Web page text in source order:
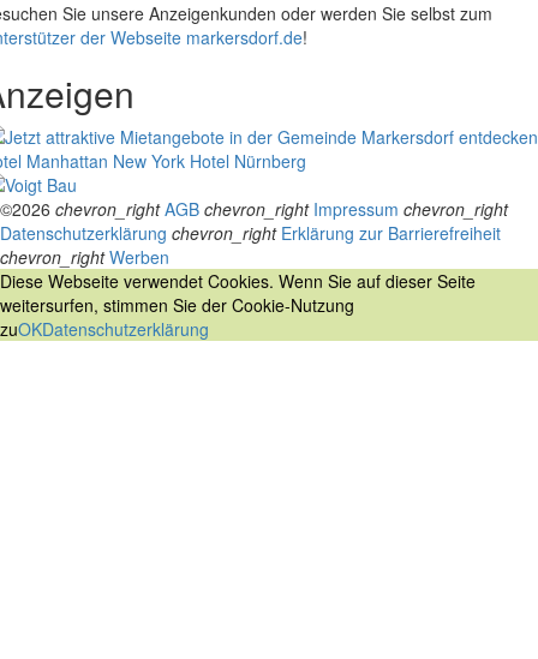
Sie unsere Anzeigenkunden oder werden Sie selbst zum
der Webseite markersdorf.de!
Manhattan New York Hotel Nürnberg
©2026 chevron_right AGB chevron_right Impressum chevron_right
Datenschutzerklärung chevron_right Erklärung zur Barrierefreiheit
chevron_right Werben
Diese Webseite verwendet Cookies. Wenn Sie auf dieser Seite
weitersurfen, stimmen Sie der Cookie-Nutzung
zuOKDatenschutzerklärung